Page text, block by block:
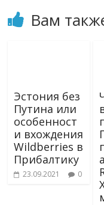
Вам
Эстония без
Путина или
особенност
и вхождения
Wildberries в
Прибалтику
23.09.2021 0